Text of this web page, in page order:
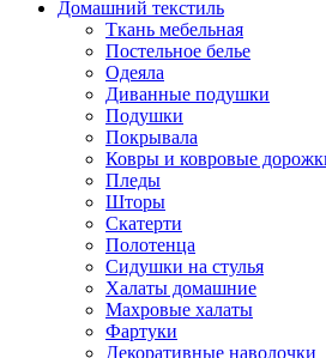
Домашний текстиль
Ткань мебельная
Постельное белье
Одеяла
Диванные подушки
Подушки
Покрывала
Ковры и ковровые
Пледы
Шторы
Скатерти
Полотенца
Сидушки на стулья
Халаты домашние
Махровые халаты
Фартуки
Декоративные наволочки